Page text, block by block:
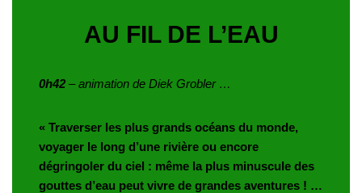
AU FIL DE L’EAU
0h42– animation de Diek Grobler …
« Traverser les plus grands océans du monde,
voyager le long d’une rivière ou encore
dégringoler du ciel : même la plus minuscule des
gouttes d’eau peut vivre de grandes aventures ! …